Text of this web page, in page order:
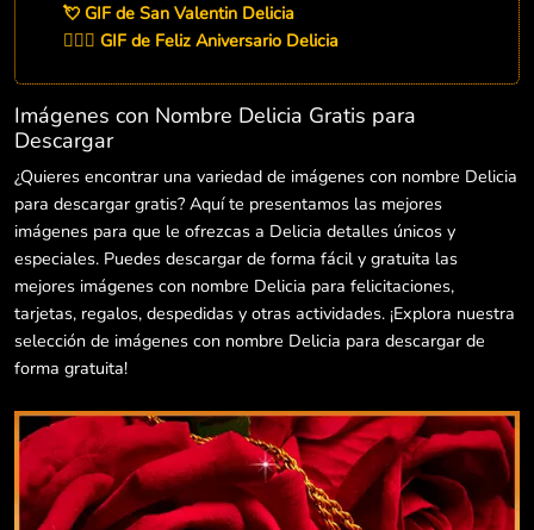
💘 GIF de San Valentin Delicia
👨‍❤️‍👨 GIF de Feliz Aniversario Delicia
Imágenes con Nombre Delicia Gratis para
Descargar
¿Quieres encontrar una variedad de imágenes con nombre Delicia
para descargar gratis? Aquí te presentamos las mejores
imágenes para que le ofrezcas a Delicia detalles únicos y
especiales. Puedes descargar de forma fácil y gratuita las
mejores imágenes con nombre Delicia para felicitaciones,
tarjetas, regalos, despedidas y otras actividades. ¡Explora nuestra
selección de imágenes con nombre Delicia para descargar de
forma gratuita!